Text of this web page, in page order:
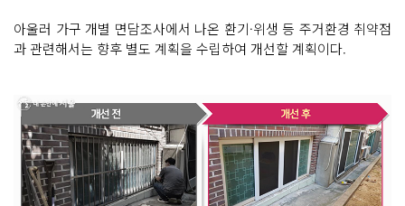
아울러 가구 개별 면담조사에서 나온 환기·위생 등 주거환경 취약점
과 관련해서는 향후 별도 계획을 수립하여 개선할 계획이다.